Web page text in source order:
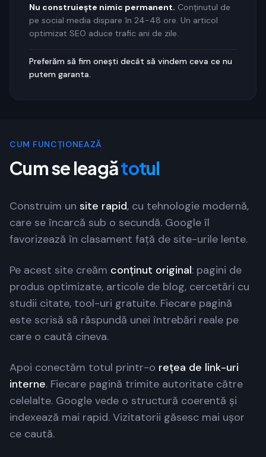
Nu construiește nimic permanent. Conținutul de
pe social media dispare în 24-48 ore. Un articol
optimizat SEO aduce trafic ani de zile.
Preferăm să fim onești decât să vindem ceva ce nu
putem garanta.
CUM FUNCȚIONEAZĂ
Cum se leagătotul
Construim un site rapid, cu tehnologie modernă,
care se încarcă sub o secundă. Google îl
favorizează în clasament față de site-urile lente.
Pe acest site creăm conținut original: pagini de
produs optimizate, articole de blog, cercetări cu
studii citate, tool-uri gratuite. Fiecare pagină
este scrisă să răspundă unei întrebări reale pe
care o caută cineva.
Apoi conectăm totul printr-o rețea de link-uri
interne. Fiecare pagină trimite autoritate către
celelalte. Google vede o structură coerentă și
indexează mai rapid. Vizitatorii găsesc mai ușor
ce caută.